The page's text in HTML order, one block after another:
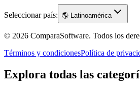
Seleccionar país: 🌎 Latinoamérica
© 2026 ComparaSoftware. Todos los
Términos y condicionesPolítica de
Explora todas las